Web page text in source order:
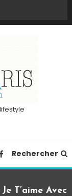
Rechercher
T’aime Avec